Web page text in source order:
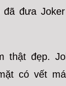
đã đưa
thật đẹp.
có vết